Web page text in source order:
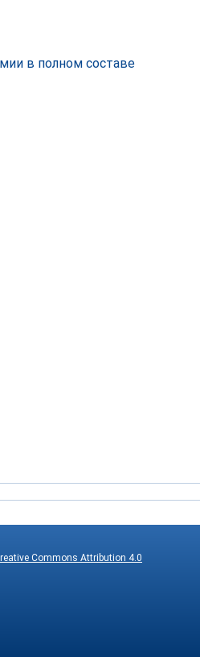
в полном составе
Commons Attribution 4.0